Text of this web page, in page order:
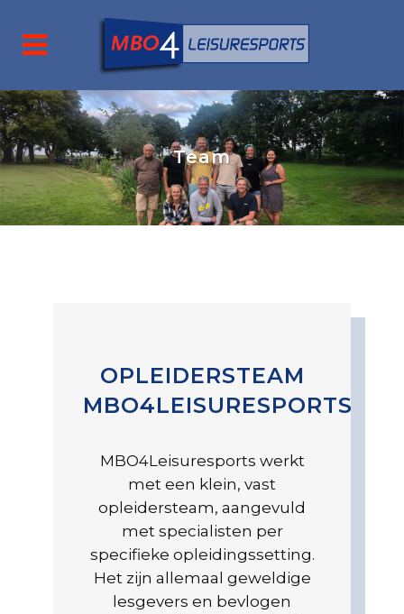
Team
OPLEIDERSTEAM
MBO4LEISURESPORTS
MBO4Leisuresports werkt
met een klein, vast
opleidersteam, aangevuld
met specialisten per
specifieke opleidingssetting.
Het zijn allemaal geweldige
lesgevers en bevlogen